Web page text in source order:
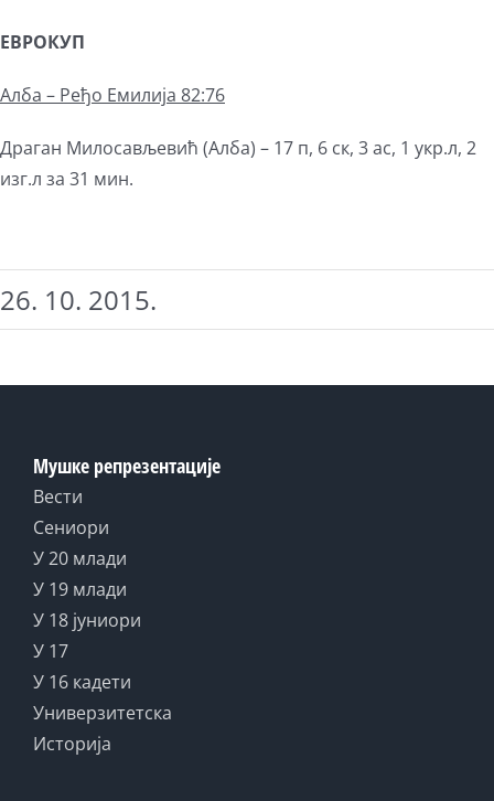
ЕВРОКУП
Алба – Ређо Емилија 82:76
Драган Милосављевић (Алба) – 17 п, 6 ск, 3 ас, 1 укр.л, 2
изг.л за 31 мин.
26. 10. 2015.
Мушке репрезентације
Вести
Сениори
У 20 млади
У 19 млади
У 18 јуниори
У 17
У 16 кадети
Универзитетска
Историја